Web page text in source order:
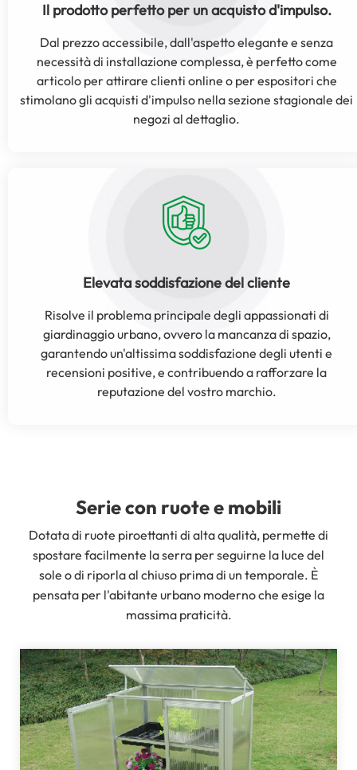
Il prodotto perfetto per un acquisto d'impulso.
Dal prezzo accessibile, dall'aspetto elegante e senza
necessità di installazione complessa, è perfetto come
articolo per attirare clienti online o per espositori che
stimolano gli acquisti d'impulso nella sezione stagionale dei
negozi al dettaglio.
Elevata soddisfazione del cliente
Risolve il problema principale degli appassionati di
giardinaggio urbano, ovvero la mancanza di spazio,
garantendo un'altissima soddisfazione degli utenti e
recensioni positive, e contribuendo a rafforzare la
reputazione del vostro marchio.
Serie con ruote e mobili
Dotata di ruote piroettanti di alta qualità, permette di
spostare facilmente la serra per seguirne la luce del
sole o di riporla al chiuso prima di un temporale. È
pensata per l'abitante urbano moderno che esige la
massima praticità.